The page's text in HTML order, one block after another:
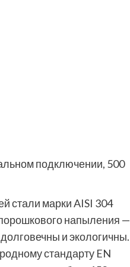
подключении, 500
стали марки AISI 304
напыления —
и экологичны.
стандарту EN